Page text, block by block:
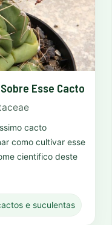
Esse Cacto
cacto
como cultivar esse
cientifico deste
e suculentas